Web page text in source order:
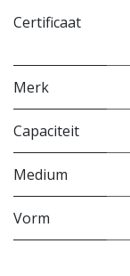
Certificaat
Merk
Capaciteit
Medium
Vorm